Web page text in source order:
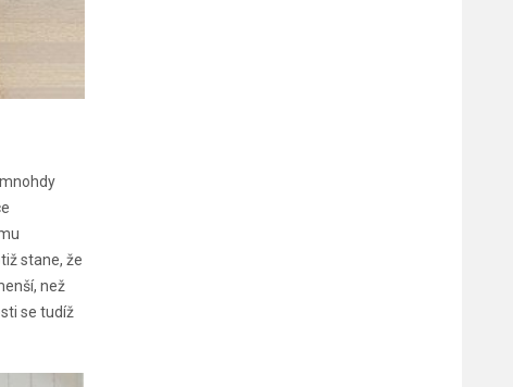
stane, že
než
se tudíž